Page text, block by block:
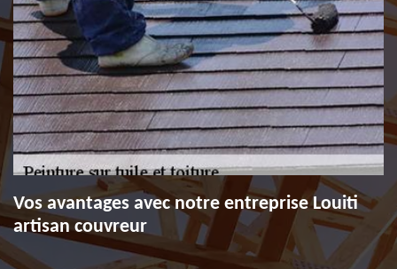
Vos avantages avec notre entreprise Louiti
artisan couvreur